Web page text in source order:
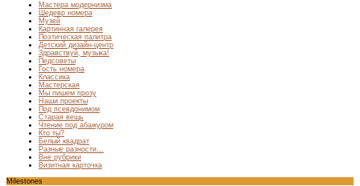
Мастера модернизма
Шедевр номера
Музей
Картинная галерея
Поэтическая палитра
Детский дизайн-центр
Здравствуй, музыка!
Педсоветы
Гость номера
Классика
Мастерская
Мы пишем прозу
Наши проекты
Под псевдонимом
Старая вещь
Чтение под абажуром
Кто ты?
Белый квадрат
Разные разности…
Вне рубрики
Визитная карточка
Milestones